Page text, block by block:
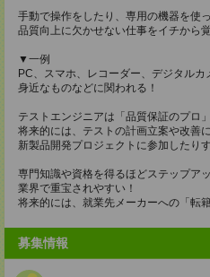
手動で操作をしたり、専用の機器を使っ
品質向上に欠かせない仕事をイチから
▼一例
PC、スマホ、レコーダー、デジタルカ
身近なものなどに関われる！
テストエンジニアは「品質保証のプロ
将来的には、テストの計画立案や改善
新製品開発プロジェクトに参加したりす
専門知識や資格を得るほどステップア
業界で重宝されやすい！
将来的には、就業先メーカーへの「転
募集情報